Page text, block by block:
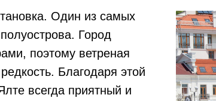
Один из самых
Город
поэтому ветреная
Благодаря этой
всегда приятный и